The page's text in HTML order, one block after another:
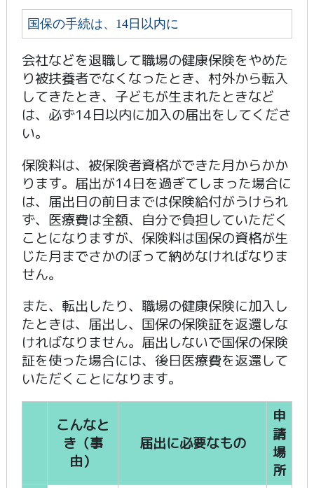
国保の手続は、14日以内に
会社などを退職して職場の健康保険をやめた
り被扶養者でなくなったとき、村外から転入
してきたとき、子どもが生まれたときなど
は、必ず14日以内に加入の届出をしてくださ
い。
保険料は、被保険者資格ができた月からかか
ります。届出が14日を過ぎてしまった場合に
は、届出日の前日までは保険給付がうけられ
ず、医療費は全額、自分で負担していただく
ことになりますが、保険料は国保の資格が生
じた月までさかのぼって納めなければなりま
せん。
また、転出したり、職場の健康保険に加入し
たときは、届出し、国保の保険証を返還しな
ければなりません。届出しないで国保の保険
証を使った場合には、後日医療費を返還して
いただくことになります。
こんなと
き（事
由）
届出に必要なもの
申
請
場
所